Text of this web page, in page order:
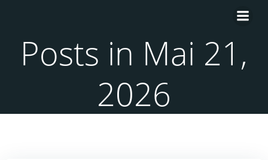
Posts in Mai 21,
2026